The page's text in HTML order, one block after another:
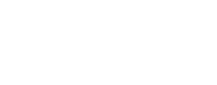
19